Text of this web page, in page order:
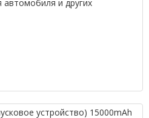
автомобиля и других